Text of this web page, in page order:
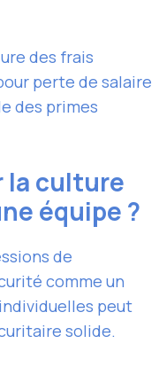
des frais
perte de salaire
des primes
la culture
équipe ?
de
comme un
peut
solide.